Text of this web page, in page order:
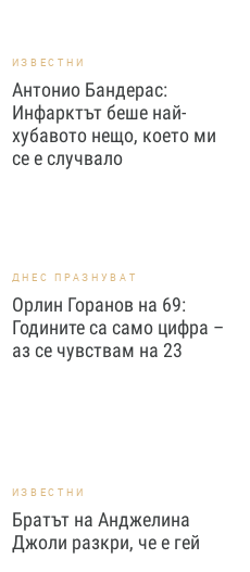
ИЗВЕСТНИ
Антонио Бандерас:
Инфарктът беше най-
хубавото нещо, което ми
се е случвало
ДНЕС ПРАЗНУВАТ
Орлин Горанов на 69:
Годините са само цифра –
аз се чувствам на 23
ИЗВЕСТНИ
Братът на Анджелина
Джоли разкри, че е гей